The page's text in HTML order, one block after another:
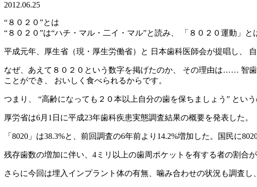
2012.06.25
“８０２０”とは
“８０２０”は“ハチ・マル・二イ・マル”と読み、 「８０２０運動」
平成元年、厚生省（現・厚生労働省）と 日本歯科医師会が提唱し、
なぜ、あえて８０２０という数字を掲げたのか、 その理由は…… 智
ことができ、 おいしく食べられるからです。
つまり、 “高齢になっても２０本以上自分の歯を保ちましょう” という
厚労省は6月1日に平成23年歯科疾患実態調査結果の概要を発表した。
「8020」は38.3%と、前回調査の6年前より14.2%増加した。国民に
残存歯数の増加に伴い、4ミリ以上の歯周ポケットを有する者の割合
さらに今回は埋入インプラント体の有無、噛み合わせの状況も調査